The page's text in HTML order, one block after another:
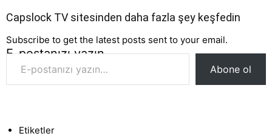
Capslock TV sitesinden daha fazla şey keşfedin
Subscribe to get the latest posts sent to your email.
E-postanızı yazın…
Abone ol
Etiketler